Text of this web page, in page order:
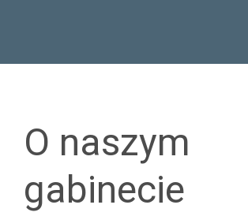
O naszym
gabinecie